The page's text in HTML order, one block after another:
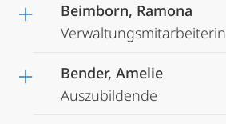
Beimborn, Ramona
Verwaltungsmitarbeiterin
Bender, Amelie
Auszubildende